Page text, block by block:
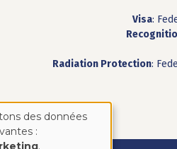
Visa:
Radiation Protection:
des données
:
.